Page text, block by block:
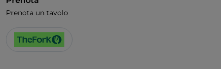
Prenota un tavolo